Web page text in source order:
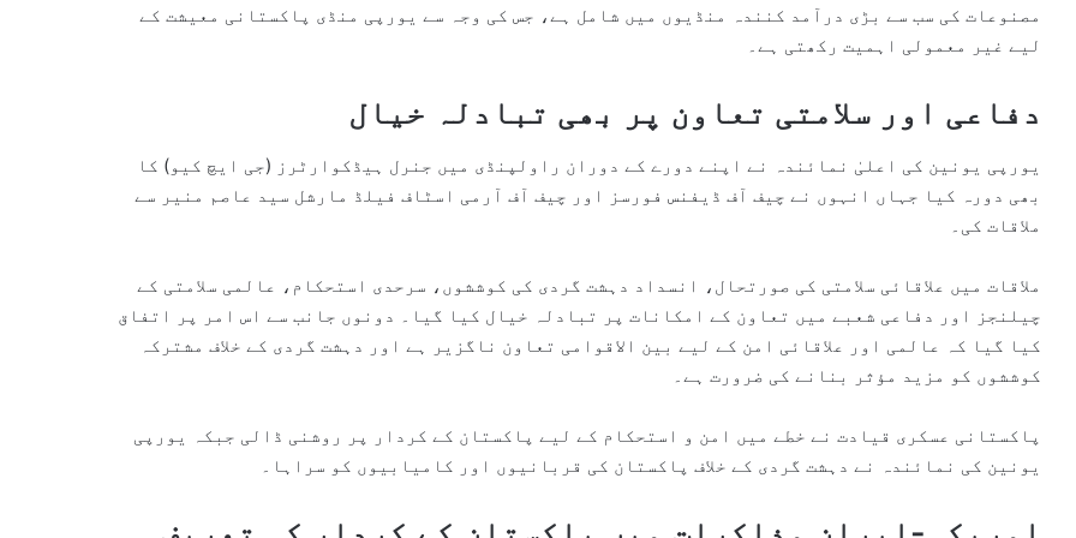
مصنوعات کی سب سے بڑی درآمد کنندہ منڈیوں میں شامل ہے، جس کی وجہ سے یورپی منڈی پاکستانی معیشت کے
لیے غیر معمولی اہمیت رکھتی ہے۔
دفاعی اور سلامتی تعاون پر بھی تبادلہ خیال
یورپی یونین کی اعلیٰ نمائندہ نے اپنے دورے کے دوران راولپنڈی میں جنرل ہیڈکوارٹرز (جی ایچ کیو) کا
بھی دورہ کیا جہاں انہوں نے چیف آف ڈیفنس فورسز اور چیف آف آرمی اسٹاف فیلڈ مارشل سید عاصم منیر سے
ملاقات کی۔
ملاقات میں علاقائی سلامتی کی صورتحال، انسداد دہشت گردی کی کوششوں، سرحدی استحکام، عالمی سلامتی کے
چیلنجز اور دفاعی شعبے میں تعاون کے امکانات پر تبادلہ خیال کیا گیا۔ دونوں جانب سے اس امر پر اتفاق
کیا گیا کہ عالمی اور علاقائی امن کے لیے بین الاقوامی تعاون ناگزیر ہے اور دہشت گردی کے خلاف مشترکہ
کوششوں کو مزید مؤثر بنانے کی ضرورت ہے۔
پاکستانی عسکری قیادت نے خطے میں امن و استحکام کے لیے پاکستان کے کردار پر روشنی ڈالی جبکہ یورپی
یونین کی نمائندہ نے دہشت گردی کے خلاف پاکستان کی قربانیوں اور کامیابیوں کو سراہا۔